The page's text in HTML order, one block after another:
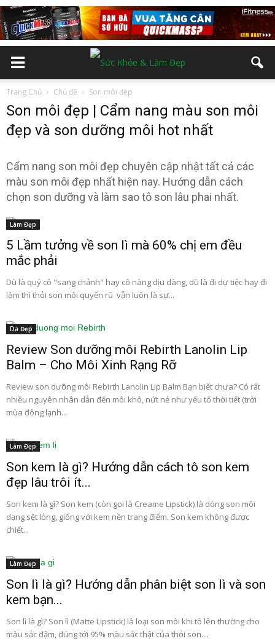
Trang Chủ Chủ đề Son môi đẹp
Son môi đẹp | Cẩm nang màu son môi
đẹp và son dưỡng môi hot nhất
Cẩm nang son môi đẹp chuyên cập nhật tất cả các
màu son môi đẹp nhất hiện nay. Hướng dẫn cách
chọn son dưỡng và làm sao tô son lâu phai nhất.
Làm Đẹp
5 Lầm tưởng về son lì mà 60% chị em đều
mắc phải
Dù là quý cô "sang chảnh" hay cô nàng dịu dàng, dù là đi dự tiệc hay đi
làm thì thỏi son môi quyến rũ vẫn luôn là sự...
Da Đẹp
Review Son dưỡng môi Rebirth Lanolin Lip
Balm – Cho Môi Xinh Rạng Rỡ
Review son dưỡng môi Rebirth Lanolin Lip Balm Bạn biết chưa? Có rất
nhiều nguyên nhân dẫn đến môi khô, nứt nẻ như yếu tố thời tiết (trời
mùa đông lạnh...
Làm Đẹp
Son kem là gì? Hướng dẫn cách tô son kem
đẹp lâu trôi ít...
Son kem là gì? Son kem (còn gọi là Creame Lipstick) là dòng son môi
dạng sệt lỏng, giống với kem nền trang điểm. Son kem không được
chiết...
Làm Đẹp
Son lì là gì? Hướng dẫn phân biệt son lì và son
kem bạn...
Son lì là gì? Son lì (Matte Lipstick) là loại son môi khi tô lên thường cho
màu sắc đậm, đúng tới 95% màu sắc thật của thỏi son....